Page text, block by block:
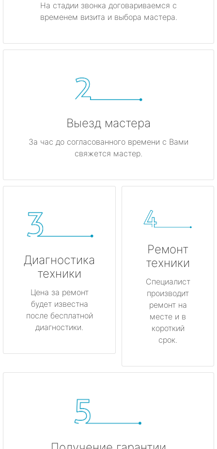
На стадии звонка договариваемся с
временем визита и выбора мастера.
Выезд мастера
За час до согласованного времени с Вами
свяжется мастер.
Диагностика
техники
Цена за ремонт
будет известна
после бесплатной
диагностики.
Ремонт
техники
Специалист
производит
ремонт на
месте и в
короткий
срок.